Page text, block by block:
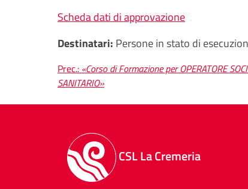
Scheda dati di approvazione
Destinatari: Persone in stato di
Navigazione
articoli
Prec.: «Corso di Formazione per OPERATORE
SANITARIO»
CSL La Cremeria